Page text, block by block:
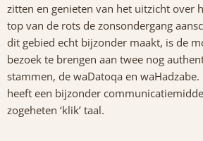
zitten en genieten van het uitzicht over
top van de rots de zonsondergang
dit gebied echt bijzonder maakt, is de
bezoek te brengen aan twee nog
stammen, de waDatoqa en waHadzabe.
heeft een bijzonder
zogeheten ‘klik’ taal.